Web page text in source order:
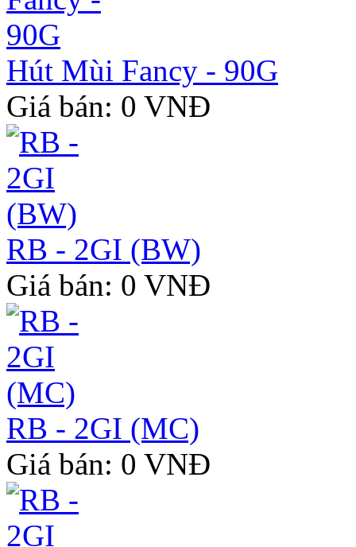
Hút Mùi Fancy - 90G
Giá bán: 0 VNĐ
RB - 2GI (BW)
Giá bán: 0 VNĐ
RB - 2GI (MC)
Giá bán: 0 VNĐ